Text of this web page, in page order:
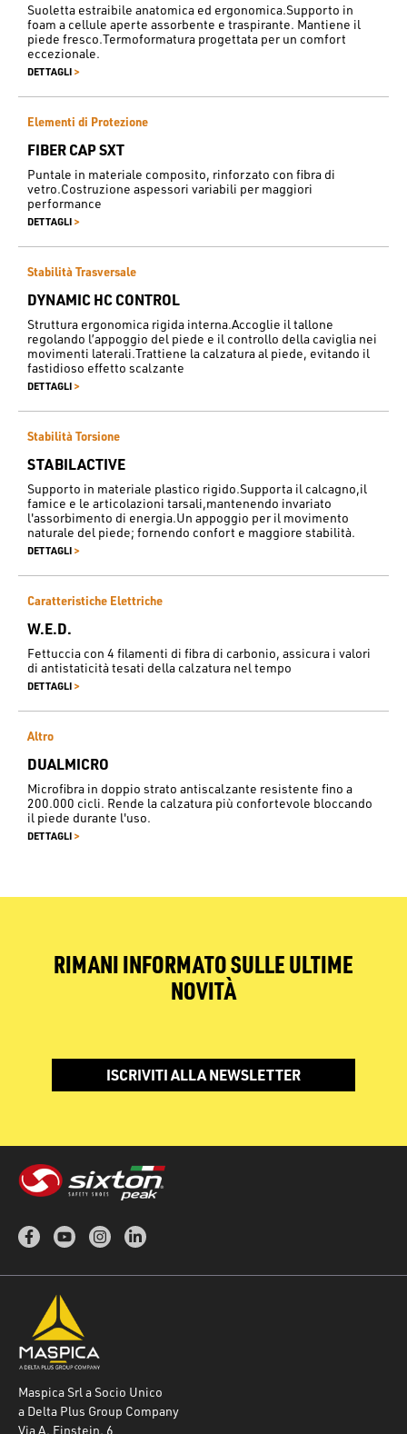
Suoletta estraibile anatomica ed ergonomica.Supporto in
foam a cellule aperte assorbente e traspirante. Mantiene il
piede fresco.Termoformatura progettata per un comfort
eccezionale.
DETTAGLI >
Elementi di Protezione
FIBER CAP SXT
Puntale in materiale composito, rinforzato con fibra di
vetro.Costruzione aspessori variabili per maggiori
performance
DETTAGLI >
Stabilità Trasversale
DYNAMIC HC CONTROL
Struttura ergonomica rigida interna.Accoglie il tallone
regolando l’appoggio del piede e il controllo della caviglia nei
movimenti laterali.Trattiene la calzatura al piede, evitando il
fastidioso effetto scalzante
DETTAGLI >
Stabilità Torsione
STABILACTIVE
Supporto in materiale plastico rigido.Supporta il calcagno,il
famice e le articolazioni tarsali,mantenendo invariato
l'assorbimento di energia.Un appoggio per il movimento
naturale del piede; fornendo confort e maggiore stabilità.
DETTAGLI >
Caratteristiche Elettriche
W.E.D.
Fettuccia con 4 filamenti di fibra di carbonio, assicura i valori
di antistaticità tesati della calzatura nel tempo
DETTAGLI >
Altro
DUALMICRO
Microfibra in doppio strato antiscalzante resistente fino a
200.000 cicli. Rende la calzatura più confortevole bloccando
il piede durante l'uso.
DETTAGLI >
RIMANI INFORMATO SULLE ULTIME
NOVITÀ
ISCRIVITI ALLA NEWSLETTER
Maspica Srl a Socio Unico
a Delta Plus Group Company
Via A. Einstein, 6